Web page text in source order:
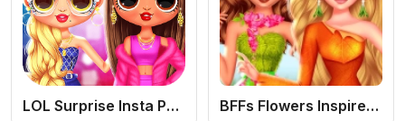
LOL Surprise Insta Party Divas: Jogo de Vestir Online Grátis BFFs Flowers Inspired Fashion: Jogo de Meninas de Moda Online Grátis para Criar Looks Florais